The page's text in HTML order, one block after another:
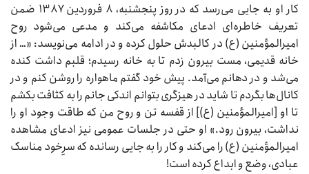
کار او به جایی می‌رسد که در روز پنجشنبه، ۸ فروردین ۱۳۸۷ ضمن
تعریف خاطره‌ای ادعای مکاشفه می‌کند و مدعی می‌شود روح
امیرالمؤمنین (ع) در کالبدش حلول کرده و در ادامه می‌نویسد: «… از
خانه قدیمی، مست بیرون زدم تا به خانه رسیدم؛ قلبم داشت کنده
می‌شد و در دهانم می‌آمد. پیش خود گفتم ماهواره را روشن کنم و در
کانال‌ها بگردم تا شاید در هیز‌گری بتوانم اندکی جانم را به کثافت بکشم
تا او [امیرالمؤمنین (ع)] از قفسه تن و روح من که طاقت وجود او را
نداشت، بیرون رود.» او حتی در جلسات عمومی نیز ادعای مشاهده
امیرالمؤمنین (ع) را می‌کند و کار را به جایی رسانده که سرِخود مناسک
عبادی، وضع و ابداع کرده است!